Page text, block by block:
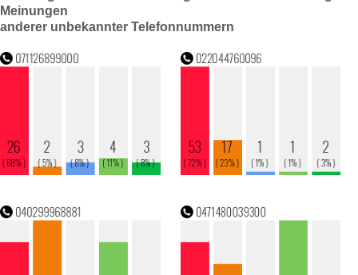
Meinungen
anderer unbekannter Telefonnummern